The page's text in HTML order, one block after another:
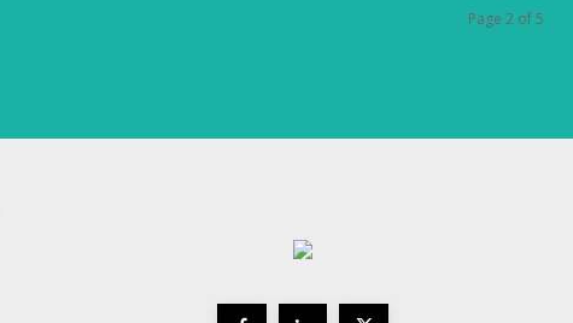
Page 2 of 5